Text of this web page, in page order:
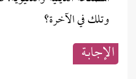
وتلك في الآخرة؟
الإجابــة